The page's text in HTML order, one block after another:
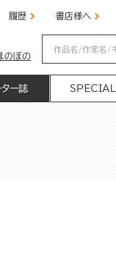
履歴 書店様へ
のぼの
ター誌 SPECIAL